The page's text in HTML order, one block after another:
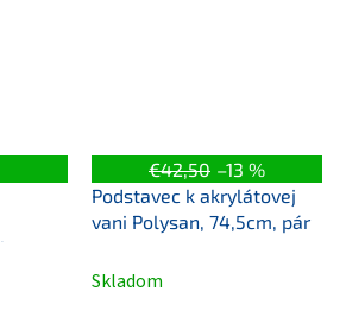
€42,50 –13 %
Podstavec k akrylátovej
vani Polysan, 74,5cm, pár
Skladom